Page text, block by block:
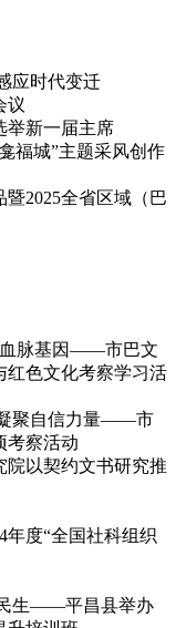
应时代变迁
议
举新一届主席
福城”主题采风创作
2025全省区域（巴
脉基因——市巴文
红色文化考察学习活
聚自信力量——市
考察活动
院以契约文书研究推
年度“全国社科组织
生——平昌县举办